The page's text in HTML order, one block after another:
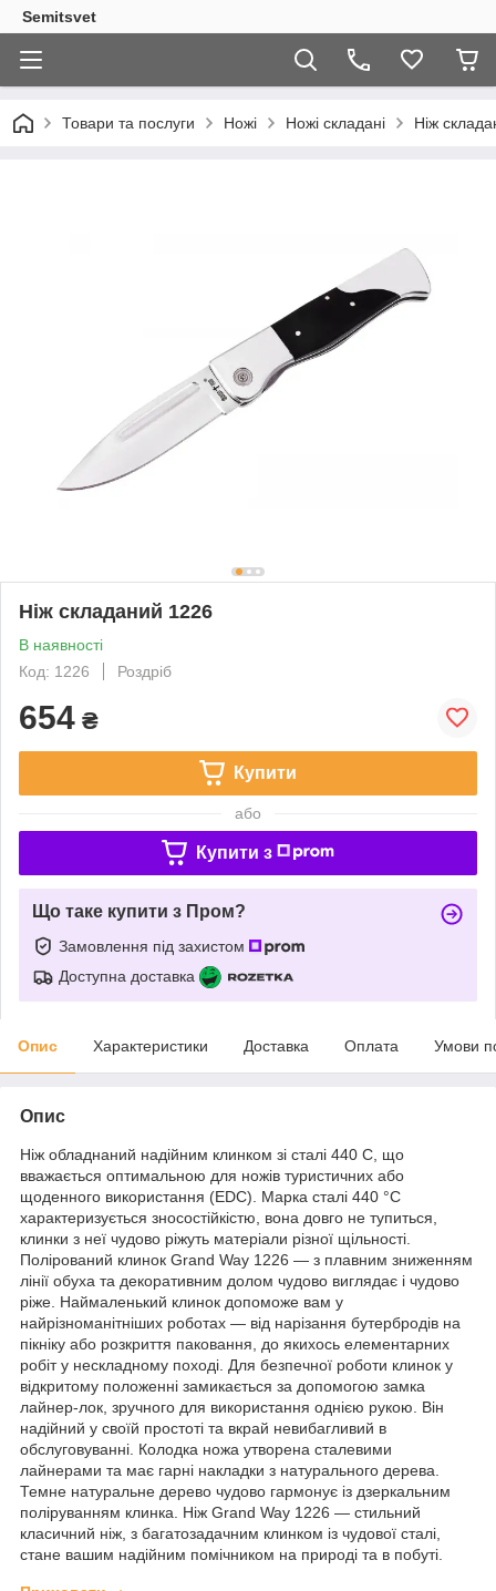
Semitsvet
Товари та послуги Ножі Ножі складані Ніж
Ніж складаний 1226
В наявності
Код: 1226
Роздріб
654 ₴
Купити
або
Купити з
Що таке купити з Пром?
Замовлення під захистом
Доступна доставка
Опис Характеристики Доставка Оплата Умови
Опис
Ніж обладнаний надійним клинком зі сталі 440 С, що
вважається оптимальною для ножів туристичних або
щоденного використання (EDC). Марка сталі 440 °C
характеризується зносостійкістю, вона довго не тупиться,
клинки з неї чудово ріжуть матеріали різної щільності.
Полірований клинок Grand Way 1226 — з плавним зниженням
лінії обуха та декоративним долом чудово виглядає і чудово
ріже. Наймаленький клинок допоможе вам у
найрізноманітніших роботах — від нарізання бутербродів на
пікніку або розкриття паковання, до якихось елементарних
робіт у нескладному поході. Для безпечної роботи клинок у
відкритому положенні замикається за допомогою замка
лайнер-лок, зручного для використання однією рукою. Він
надійний у своїй простоті та вкрай невибагливий в
обслуговуванні. Колодка ножа утворена сталевими
лайнерами та має гарні накладки з натурального дерева.
Темне натуральне дерево чудово гармонує із дзеркальним
поліруванням клинка. Ніж Grand Way 1226 — стильний
класичний ніж, з багатозадачним клинком із чудової сталі,
стане вашим надійним помічником на природі та в побуті.